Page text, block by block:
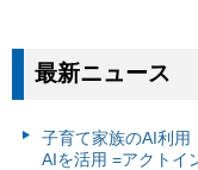
最新ニュース
子育て家族のAI利用
AIを活用 =アクトイ